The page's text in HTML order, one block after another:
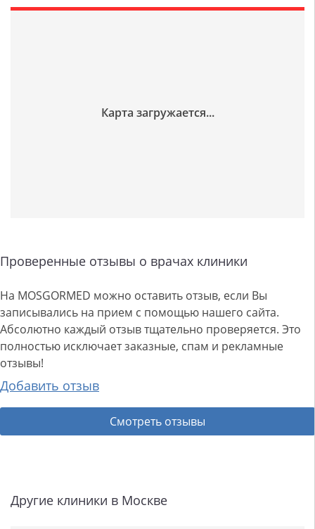
Проверенные отзывы о врачах клиники
На MOSGORMED можно оставить отзыв, если Вы
записывались на прием с помощью нашего сайта.
Абсолютно каждый отзыв тщательно проверяется. Это
полностью исключает заказные, спам и рекламные
отзывы!
Добавить отзыв
Смотреть отзывы
Другие клиники в Москве